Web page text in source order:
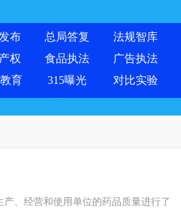
布 总局答复 法规智库
权 食品执法 广告执法
育 315曝光 对比实验
、经营和使用单位的药品质量进行了